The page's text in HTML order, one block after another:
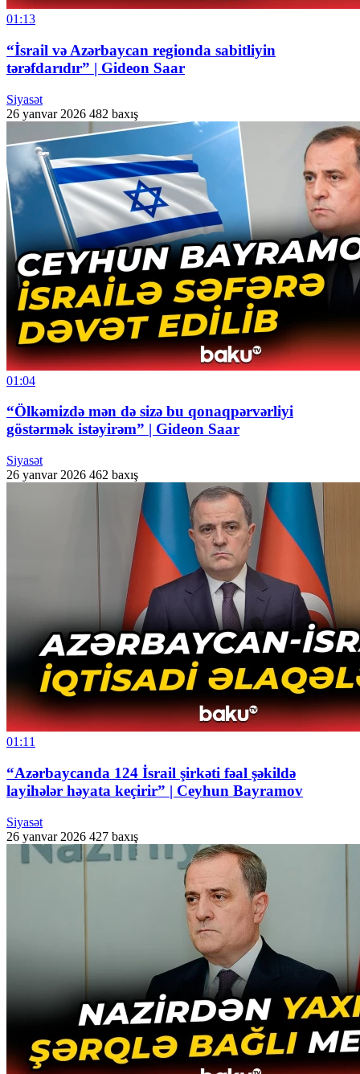
01:13
“İsrail və Azərbaycan regionda sabitliyin
tərəfdarıdır” | Gideon Saar
Siyasət
26 yanvar 2026 482 baxış
01:04
“Ölkəmizdə mən də sizə bu qonaqpərvərliyi
göstərmək istəyirəm” | Gideon Saar
Siyasət
26 yanvar 2026 462 baxış
01:11
“Azərbaycanda 124 İsrail şirkəti fəal şəkildə
layihələr həyata keçirir” | Ceyhun Bayramov
Siyasət
26 yanvar 2026 427 baxış